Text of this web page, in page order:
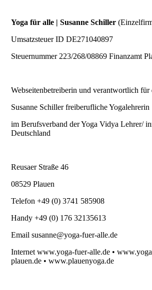
Yoga für alle | Susanne Schiller
Umsatzsteuer ID DE271040897
Steuernummer 223/268/08869 Finanzamt
Webseitenbetreiberin und verantwortlich für
Susanne Schiller freiberufliche Yogalehrerin
im Berufsverband der Yoga Vidya Lehrer/
Deutschland
Reusaer Straße 46
08529 Plauen
Telefon +49 (0) 3741 585908
Handy +49 (0) 176 32135613
Email susanne@yoga-fuer-alle.de
Internet www.yoga-fuer-alle.de •
plauen.de • www.plauenyoga.de